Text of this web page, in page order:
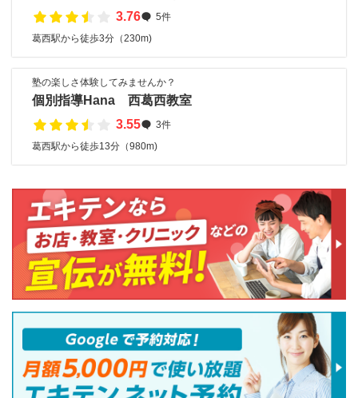
3.76
5件
葛西駅から徒歩3分（230m)
塾の楽しさ体験してみませんか？
個別指導Hana 西葛西教室
3.55
3件
葛西駅から徒歩13分（980m)